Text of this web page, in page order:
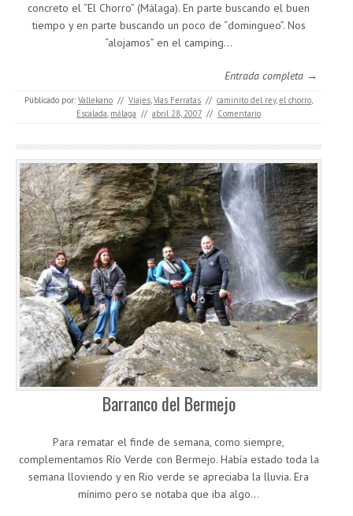
concreto el “El Chorro” (Málaga). En parte buscando el buen
tiempo y en parte buscando un poco de “domingueo”. Nos
“alojamos” en el camping…
Entrada completa →
Publicado por: Vallekano // Viajes,Vías Ferratas // caminito del rey,el chorro,
Escalada, málaga // abril 28, 2007 // Comentario
Barranco del Bermejo
Para rematar el finde de semana, como siempre,
complementamos Río Verde con Bermejo. Había estado toda la
semana lloviendo y en Rio verde se apreciaba la lluvia. Era
mínimo pero se notaba que iba algo…